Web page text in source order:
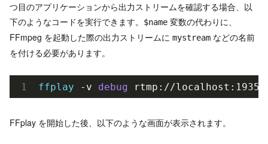
つ目のアプリケーションから出力ストリームを確認する場合、以
下のようなコードを実行できます。
$name 変数の代わりに、
FFmpeg を起動した際の出力ストリームに mystream などの名前
を付ける必要があります。
ffplay -v debug rtmp://localhost:1935/
FFplay を開始した後、以下のような画面が表示されます。